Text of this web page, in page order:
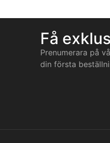
Få
Prenumerara på
din första